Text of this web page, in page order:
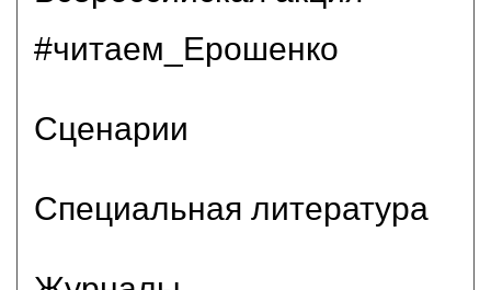
#читаем_Ерошенко
Сценарии
Специальная литература